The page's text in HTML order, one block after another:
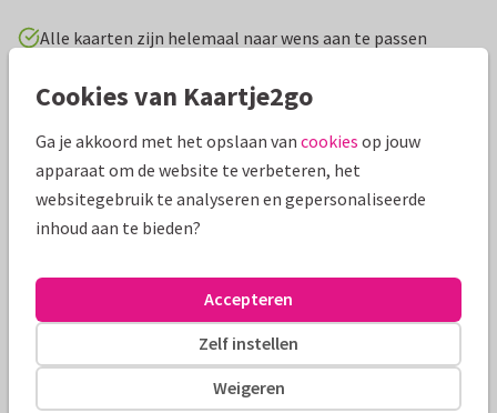
Alle kaarten zijn helemaal naar wens aan te passen
Vakantiekaarten Hans Elsenburg
Specificaties bij deze kaart
Papiersoort: Kies uit 6 luxe papiersoorten
Adres: Achterop de kaart
Formaten
Cookies van Kaartje2go
Ga je akkoord met het opslaan van cookies op jouw
apparaat om de website te verbeteren, het
websitegebruik te analyseren en gepersonaliseerde
inhoud aan te bieden?
Weigeren
Zelf instellen
Accepteren